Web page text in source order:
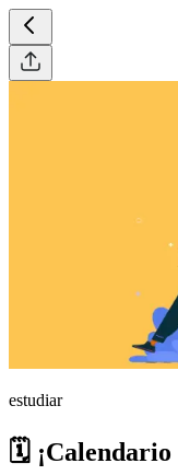
estudiar
🗓️ ¡Calendario